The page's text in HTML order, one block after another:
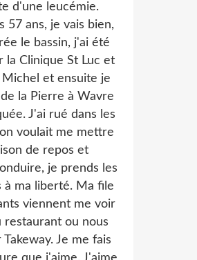
d'une leucémie.
57 ans, je vais bien,
le bassin, j'ai été
la Clinique St Luc et
et ensuite je
la Pierre à Wavre
J'ai rué dans les
voulait me mettre
de repos et
je prends les
à ma liberté. Ma file
viennent me voir
restaurant ou nous
Je me fais